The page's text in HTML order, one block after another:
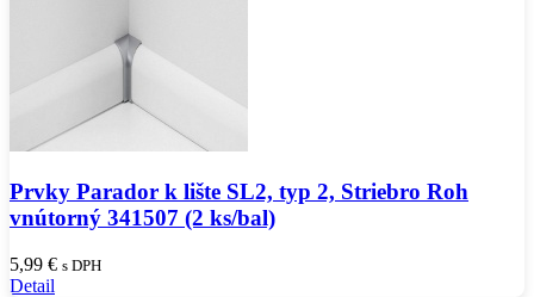
Prvky Parador k lište SL2, typ 2, Striebro Roh
vnútorný 341507 (2 ks/bal)
5,99 € s DPH
Detail